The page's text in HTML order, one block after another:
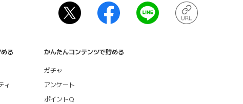
る
ィ
かんたんコンテンツで貯める
ガチャ
アンケート
ポイントQ